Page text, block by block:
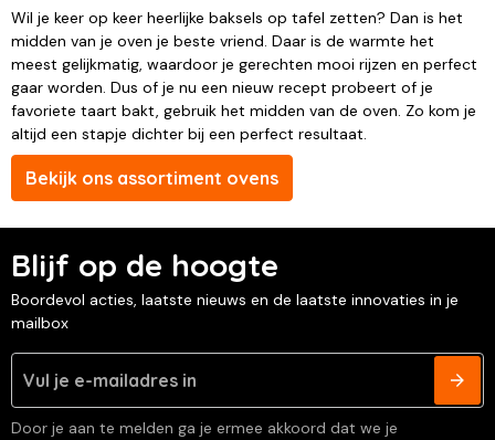
Wil je keer op keer heerlijke baksels op tafel zetten? Dan is het
midden van je oven je beste vriend. Daar is de warmte het
meest gelijkmatig, waardoor je gerechten mooi rijzen en perfect
gaar worden. Dus of je nu een nieuw recept probeert of je
favoriete taart bakt, gebruik het midden van de oven. Zo kom je
altijd een stapje dichter bij een perfect resultaat.
Bekijk ons assortiment ovens
Blijf op de hoogte
Boordevol acties, laatste nieuws en de laatste innovaties in je
mailbox
Door je aan te melden ga je ermee akkoord dat we je